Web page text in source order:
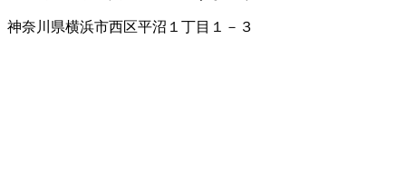
神奈川県横浜市西区平沼１丁目１－３